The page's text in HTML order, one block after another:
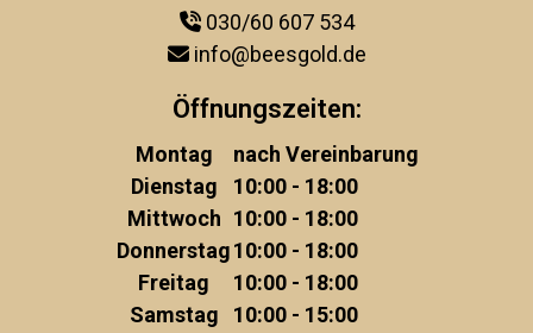
030/60 607 534
info@beesgold.de
Öffnungszeiten:
Montag
nach Vereinbarung
Dienstag
10:00 - 18:00
Mittwoch 10:00 - 18:00
Donnerstag10:00 - 18:00
Freitag
10:00 - 18:00
Samstag
10:00 - 15:00